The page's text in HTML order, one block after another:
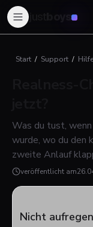
boys
Start / Support /
Was du tust,
wurde, wo du den
zweite Anlauf
veröffentlicht am
Nicht